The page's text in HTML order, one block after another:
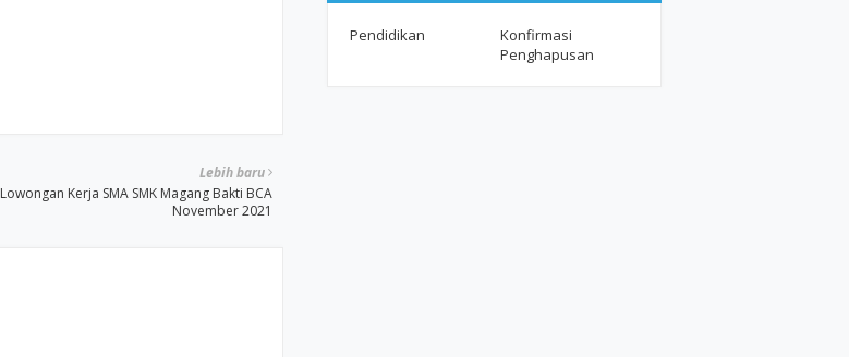
Lebih baru
Lowongan Kerja SMA SMK Magang Bakti BCA
November 2021
Pendidikan
Konfirmasi
Penghapusan